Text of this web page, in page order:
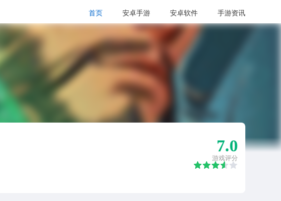
首页 安卓手游 安卓软件 手游资讯
7.0
游戏评分